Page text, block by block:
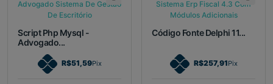
Script Php Mysql -
Advogado...
R$51,59Pix
Código Fonte Delphi 11...
R$257,91Pix